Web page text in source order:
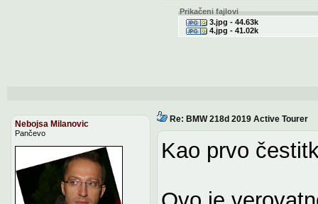
Prikačeni fajlovi
3.jpg - 44.63k
4.jpg - 41.02k
Nebojsa Milanovic
Pančevo
Re: BMW 218d 2019 Active Tourer
Kao prvo